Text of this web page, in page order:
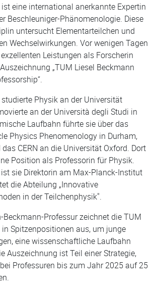
eine international anerkannte Expertin
Beschleuniger-Phänomenologie. Diese
untersucht Elementarteilchen und
Wechselwirkungen. Vor wenigen Tagen
Leistungen als Forscherin
„TUM Liesel Beckmann
Physik an der Universität
an der Università degli Studi in
Laufbahn führte sie über das
Physics Phenomenology in Durham,
CERN an die Universität Oxford. Dort
Position als Professorin für Physik.
sie Direktorin am Max-Planck-Institut
die Abteilung „Innovative
in der Teilchenphysik".
Beckmann-Professur zeichnet die TUM
Spitzenpositionen aus, um junge
eine wissenschaftliche Laufbahn
Auszeichnung ist Teil einer Strategie,
Professuren bis zum Jahr 2025 auf 25